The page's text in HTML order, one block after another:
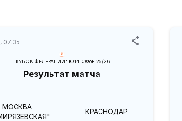
07:35
"КУБОК ФЕДЕРАЦИИ" Ю14 Сезон 25/26
Результат матча
МОСКВА
КРАСНОДАР